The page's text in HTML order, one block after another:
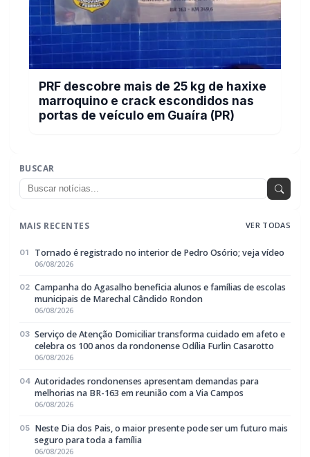
PRF descobre mais de 25 kg de haxixe
marroquino e crack escondidos nas
portas de veículo em Guaíra (PR)
BUSCAR
MAIS RECENTES VER TODAS
01 Tornado é registrado no interior de Pedro Osório; veja vídeo
06/08/2026
02 Campanha do Agasalho beneficia alunos e famílias de escolas
municipais de Marechal Cândido Rondon
06/08/2026
03 Serviço de Atenção Domiciliar transforma cuidado em afeto e
celebra os 100 anos da rondonense Odília Furlin Casarotto
06/08/2026
04 Autoridades rondonenses apresentam demandas para
melhorias na BR-163 em reunião com a Via Campos
06/08/2026
05 Neste Dia dos Pais, o maior presente pode ser um futuro mais
seguro para toda a família
06/08/2026